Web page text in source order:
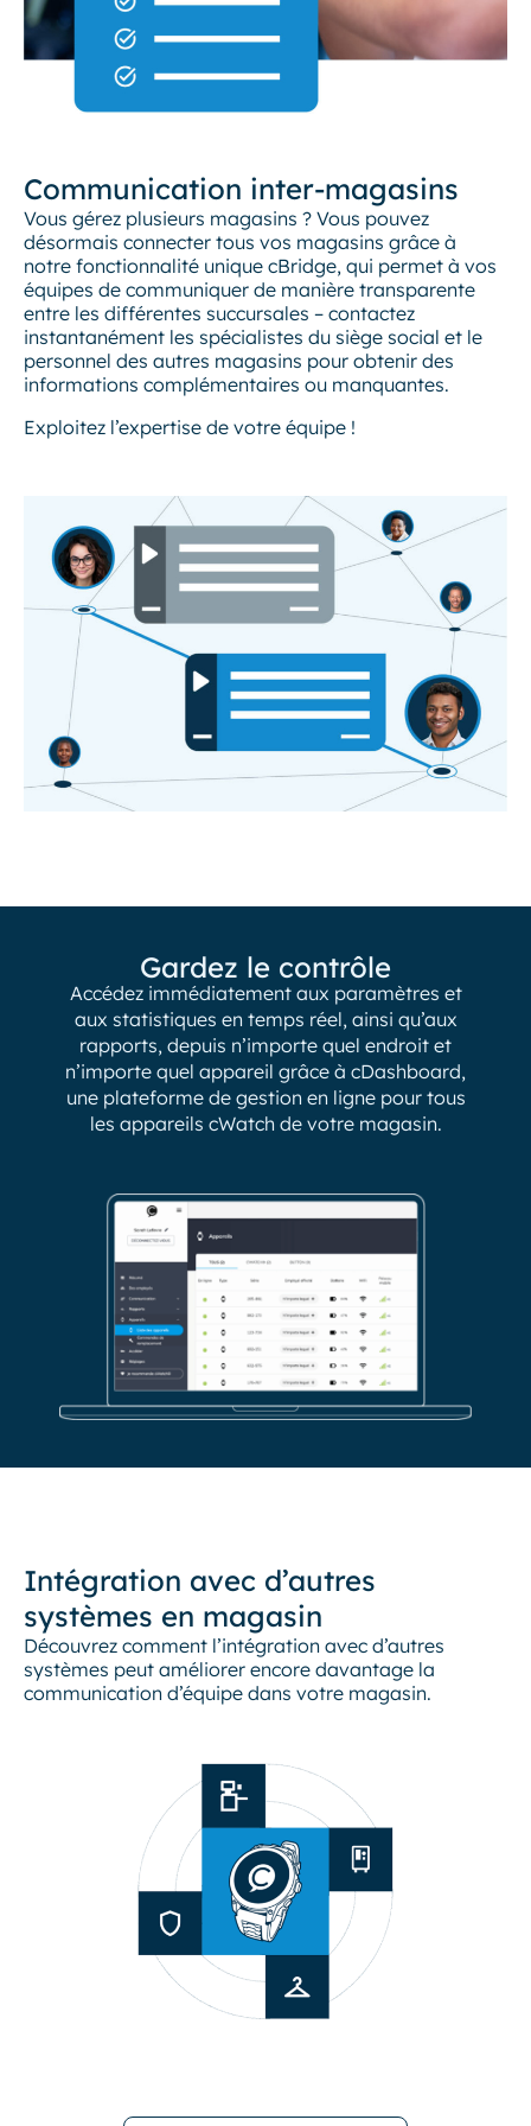
Communication inter-magasins
Vous gérez plusieurs magasins ? Vous pouvez
désormais connecter tous vos magasins grâce à
notre fonctionnalité unique cBridge, qui permet à vos
équipes de communiquer de manière transparente
entre les différentes succursales – contactez
instantanément les spécialistes du siège social et le
personnel des autres magasins pour obtenir des
informations complémentaires ou manquantes.
Exploitez l’expertise de votre équipe !
Gardez le contrôle
Accédez immédiatement aux paramètres et
aux statistiques en temps réel, ainsi qu’aux
rapports, depuis n’importe quel endroit et
n’importe quel appareil grâce à cDashboard,
une plateforme de gestion en ligne pour tous
les appareils cWatch de votre magasin.
Intégration avec d’autres
systèmes en magasin
Découvrez comment l’intégration avec d’autres
systèmes peut améliorer encore davantage la
communication d’équipe dans votre magasin.